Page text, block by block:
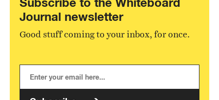
Journal newsletter
Good stuff coming to your inbox, for once.